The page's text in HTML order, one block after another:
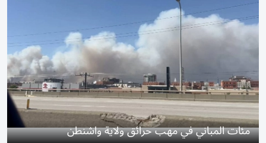
مئات المباني في مهب حرائق ولاية واشنطن